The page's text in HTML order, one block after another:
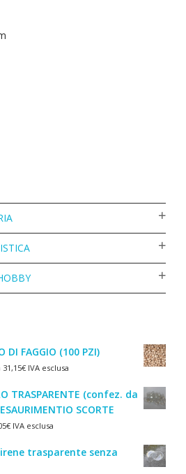
FAGGIO (100 PZI)
31,15€IVA esclusa
TRASPARENTE (confez. da
SCORTE
€IVA esclusa
trasparente senza